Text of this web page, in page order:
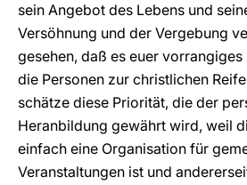
sein Angebot des Lebens und
Versöhnung und der Vergebung
gesehen, daß es euer
die Personen zur christlichen
schätze diese Priorität, die der
Heranbildung gewährt wird, weil
einfach eine Organisation für
Veranstaltungen ist und